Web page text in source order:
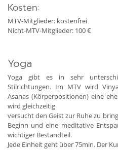
Kosten:
MTV-Mitglieder: kostenfrei
Nicht-MTV-Mitglieder: 100 €
Yoga
Yoga gibt es in sehr
Stilrichtungen. Im MTV wird
Asanas (Körperpositionen) eine
wird gleichzeitig
versucht den Geist zur Ruhe zu
Beginn und eine meditative
wichtiger Bestandteil.
Jede Einheit geht über 75min. Der